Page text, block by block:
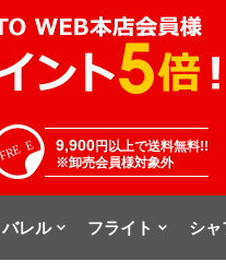
9,900円以上で送料無料!!
※卸売会員様対象外
バレル フライト シャ